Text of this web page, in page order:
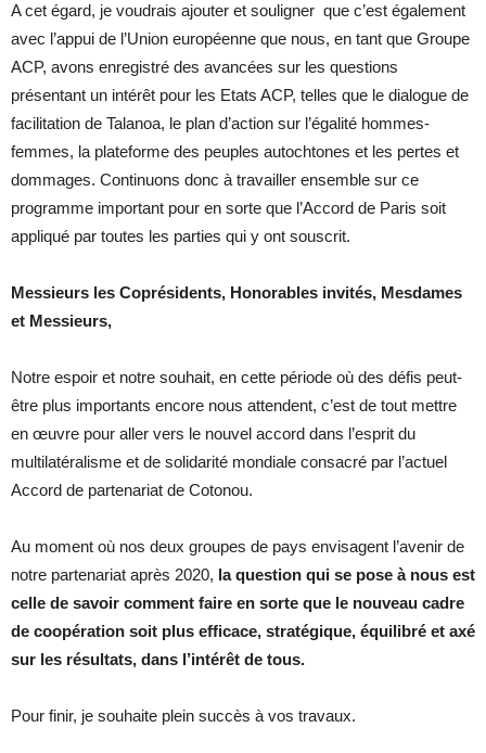
A cet égard, je voudrais ajouter et souligner que c’est également
avec l’appui de l’Union européenne que nous, en tant que Groupe
ACP, avons enregistré des avancées sur les questions
présentant un intérêt pour les Etats ACP, telles que le dialogue de
facilitation de Talanoa, le plan d’action sur l’égalité hommes-
femmes, la plateforme des peuples autochtones et les pertes et
dommages. Continuons donc à travailler ensemble sur ce
programme important pour en sorte que l’Accord de Paris soit
appliqué par toutes les parties qui y ont souscrit.
Messieurs les Coprésidents, Honorables invités, Mesdames
et Messieurs,
Notre espoir et notre souhait, en cette période où des défis peut-
être plus importants encore nous attendent, c’est de tout mettre
en œuvre pour aller vers le nouvel accord dans l’esprit du
multilatéralisme et de solidarité mondiale consacré par l’actuel
Accord de partenariat de Cotonou.
Au moment où nos deux groupes de pays envisagent l’avenir de
notre partenariat après 2020, la question qui se pose à nous est
celle de savoir comment faire en sorte que le nouveau cadre
de coopération soit plus efficace, stratégique, équilibré et axé
sur les résultats, dans l’intérêt de tous.
Pour finir, je souhaite plein succès à vos travaux.